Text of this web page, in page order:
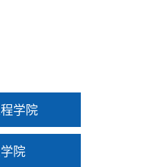
学院
院